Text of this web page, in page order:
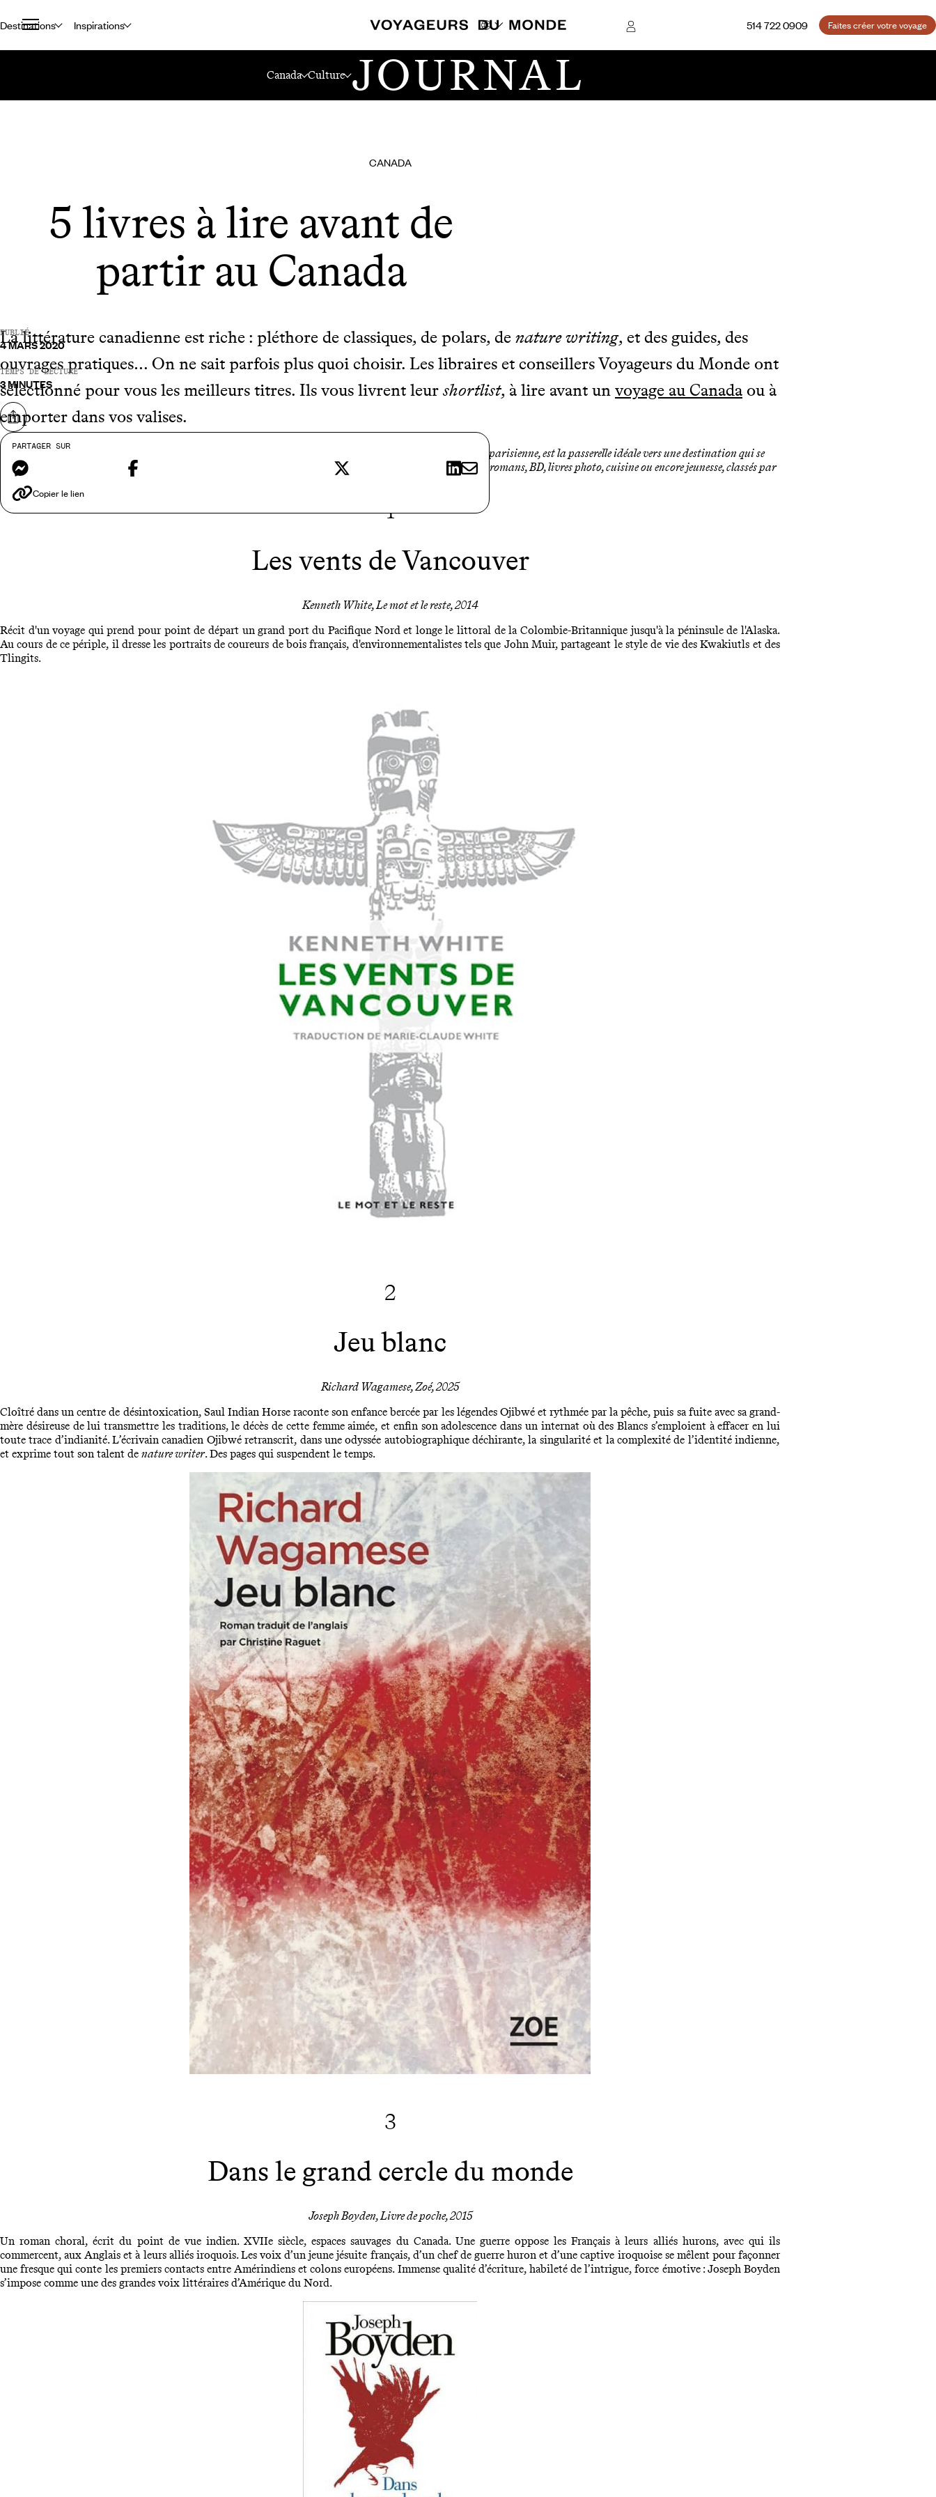
Destinations Inspirations 514 722 0909 Faites créer votre voyage
Canada Culture JOURNAL
CANADA
5 livres à lire avant de
partir au Canada
PUBLIÉ
4 MARS 2020
TEMPS DE LECTURE
3 MINUTES
Partager sur
PARTAGER SUR
Messenger X LinkedIn
E-mail
Copier le lien
La littérature canadienne est riche : pléthore de classiques, de polars, de nature writing, et des guides, des
ouvrages pratiques… On ne sait parfois plus quoi choisir. Les libraires et conseillers Voyageurs du Monde ont
sélectionné pour vous les meilleurs titres. Ils vous livrent leur shortlist, à lire avant un voyage au Canada ou à
emporter dans vos valises.
Le saviez-vous ? Adresse phare de la rue Sainte-Anne, la
, située en face de notre Cité parisienne, est la passerelle idéale vers une destination qui se
dévoile à travers son paysage littéraire. Nos libraires vous proposent une vaste collection de guides, cartes, romans, BD, livres photo, cuisine ou encore jeunesse, classés par
1
Les vents de Vancouver
Kenneth White, Le mot et le reste, 2014
Récit d'un voyage qui prend pour point de départ un grand port du Pacifique Nord et longe le littoral de la Colombie-Britannique jusqu'à la péninsule de l'Alaska.
Au cours de ce périple, il dresse les portraits de coureurs de bois français, d'environnementalistes tels que John Muir, partageant le style de vie des Kwakiutls et des
Tlingits.
2
Jeu blanc
Richard Wagamese, Zoé, 2025
Cloîtré dans un centre de désintoxication, Saul Indian Horse raconte son enfance bercée par les légendes Ojibwé et rythmée par la pêche, puis sa fuite avec sa grand-
mère désireuse de lui transmettre les traditions, le décès de cette femme aimée, et enfin son adolescence dans un internat où des Blancs s’emploient à effacer en lui
toute trace d’indianité. L’écrivain canadien Ojibwé retranscrit, dans une odyssée autobiographique déchirante, la singularité et la complexité de l’identité indienne,
et exprime tout son talent de nature writer. Des pages qui suspendent le temps.
3
Dans le grand cercle du monde
Joseph Boyden, Livre de poche, 2015
Un roman choral, écrit du point de vue indien. XVIIe siècle, espaces sauvages du Canada. Une guerre oppose les Français à leurs alliés hurons, avec qui ils
commercent, aux Anglais et à leurs alliés iroquois. Les voix d’un jeune jésuite français, d’un chef de guerre huron et d’une captive iroquoise se mêlent pour façonner
une fresque qui conte les premiers contacts entre Amérindiens et colons européens. Immense qualité d’écriture, habileté de l’intrigue, force émotive : Joseph Boyden
s’impose comme une des grandes voix littéraires d’Amérique du Nord.